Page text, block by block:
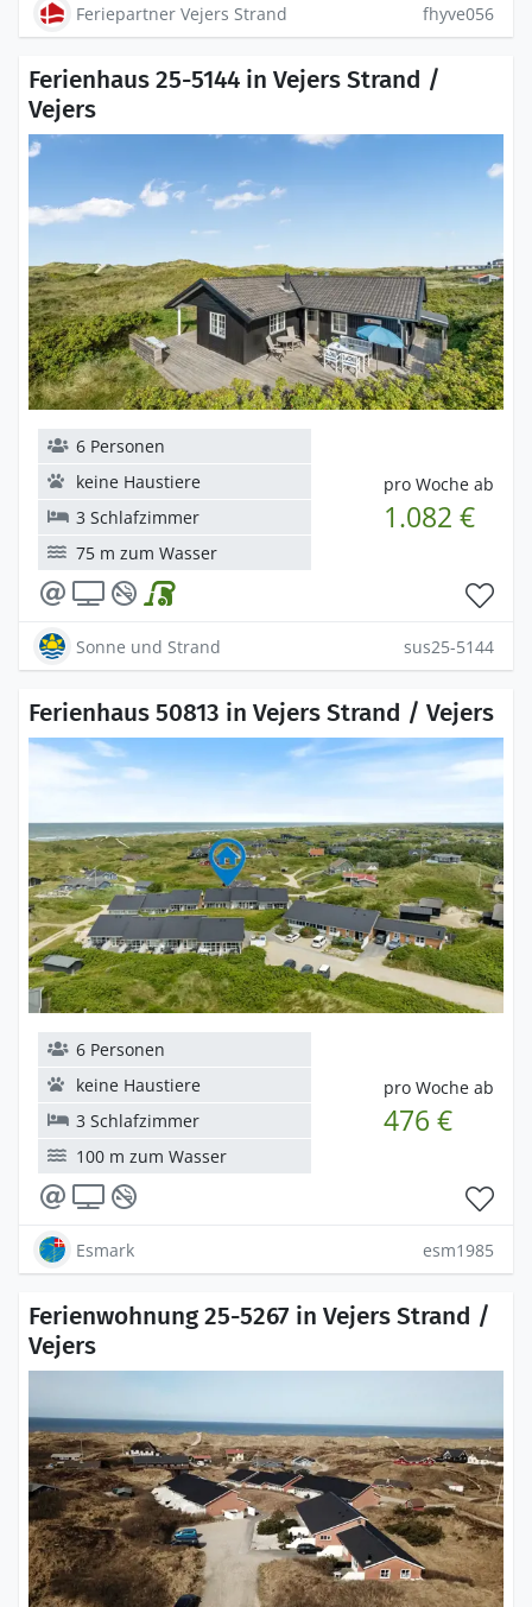
Feriepartner Vejers Strand fhyve056
Ferienhaus 25-5144 in Vejers Strand /
Vejers
pro Woche ab
1.082 €
6 Personen
keine Haustiere
3 Schlafzimmer
75 m zum Wasser
Sonne und Strand sus25-5144
Ferienhaus 50813 in Vejers Strand / Vejers
pro Woche ab
476 €
6 Personen
keine Haustiere
3 Schlafzimmer
100 m zum Wasser
Esmark esm1985
Ferienwohnung 25-5267 in Vejers Strand /
Vejers